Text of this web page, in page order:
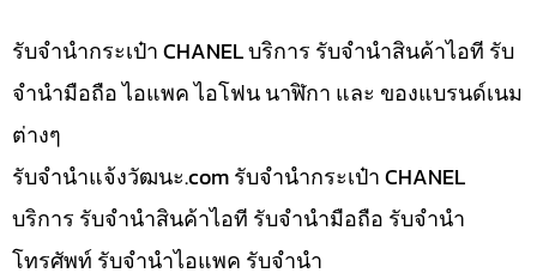
รับจำนำกระเป๋า CHANEL บริการ รับจำนำสินค้าไอที รับ
จำนำมือถือ ไอแพค ไอโฟน นาฬิกา และ ของแบรนด์เนม
ต่างๆ
รับจํานําแจ้งวัฒนะ.com รับจำนำกระเป๋า CHANEL
บริการ รับจำนำสินค้าไอที รับจำนำมือถือ รับจำนำ
โทรศัพท์ รับจำนำไอแพค รับจำนำ